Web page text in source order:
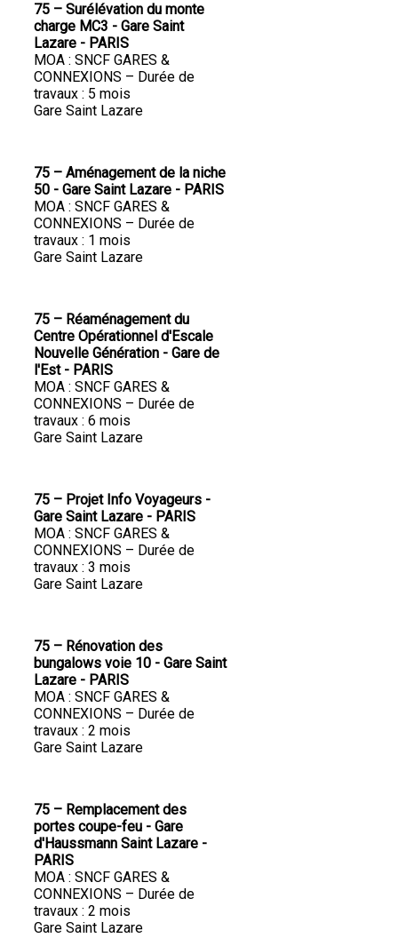
75 – Surélévation du monte
charge MC3 - Gare Saint
Lazare - PARIS
MOA : SNCF GARES &
CONNEXIONS – Durée de
travaux : 5 mois
Gare Saint Lazare
75 – Aménagement de la niche
50 - Gare Saint Lazare - PARIS
MOA : SNCF GARES &
CONNEXIONS – Durée de
travaux : 1 mois
Gare Saint Lazare
75 – Réaménagement du
Centre Opérationnel d'Escale
Nouvelle Génération - Gare de
l'Est - PARIS
MOA : SNCF GARES &
CONNEXIONS – Durée de
travaux : 6 mois
Gare Saint Lazare
75 – Projet Info Voyageurs -
Gare Saint Lazare - PARIS
MOA : SNCF GARES &
CONNEXIONS – Durée de
travaux : 3 mois
Gare Saint Lazare
75 – Rénovation des
bungalows voie 10 - Gare Saint
Lazare - PARIS
MOA : SNCF GARES &
CONNEXIONS – Durée de
travaux : 2 mois
Gare Saint Lazare
75 – Remplacement des
portes coupe-feu - Gare
d'Haussmann Saint Lazare -
PARIS
MOA : SNCF GARES &
CONNEXIONS – Durée de
travaux : 2 mois
Gare Saint Lazare